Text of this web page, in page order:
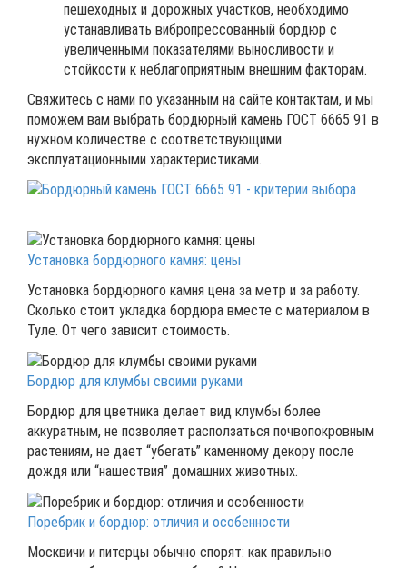
пешеходных и дорожных участков, необходимо
устанавливать вибропрессованный бордюр с
увеличенными показателями выносливости и
стойкости к неблагоприятным внешним факторам.
Свяжитесь с нами по указанным на сайте контактам, и мы
поможем вам выбрать бордюрный камень ГОСТ 6665 91 в
нужном количестве с соответствующими
эксплуатационными характеристиками.
Установка бордюрного камня: цены
Установка бордюрного камня цена за метр и за работу.
Сколько стоит укладка бордюра вместе с материалом в
Туле. От чего зависит стоимость.
Бордюр для клумбы своими руками
Бордюр для цветника делает вид клумбы более
аккуратным, не позволяет расползаться почвопокровным
растениям, не дает “убегать” каменному декору после
дождя или “нашествия” домашних животных.
Поребрик и бордюр: отличия и особенности
Москвичи и питерцы обычно спорят: как правильно